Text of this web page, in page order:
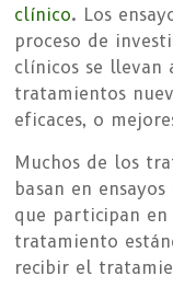
clínico. Los
proceso de
clínicos se llevan
tratamientos
eficaces, o
Muchos de los
basan en
que participan
tratamiento
recibir el